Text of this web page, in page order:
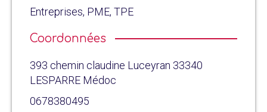
Entreprises, PME, TPE
Coordonnées
393 chemin claudine Luceyran 33340
LESPARRE Médoc
0678380495